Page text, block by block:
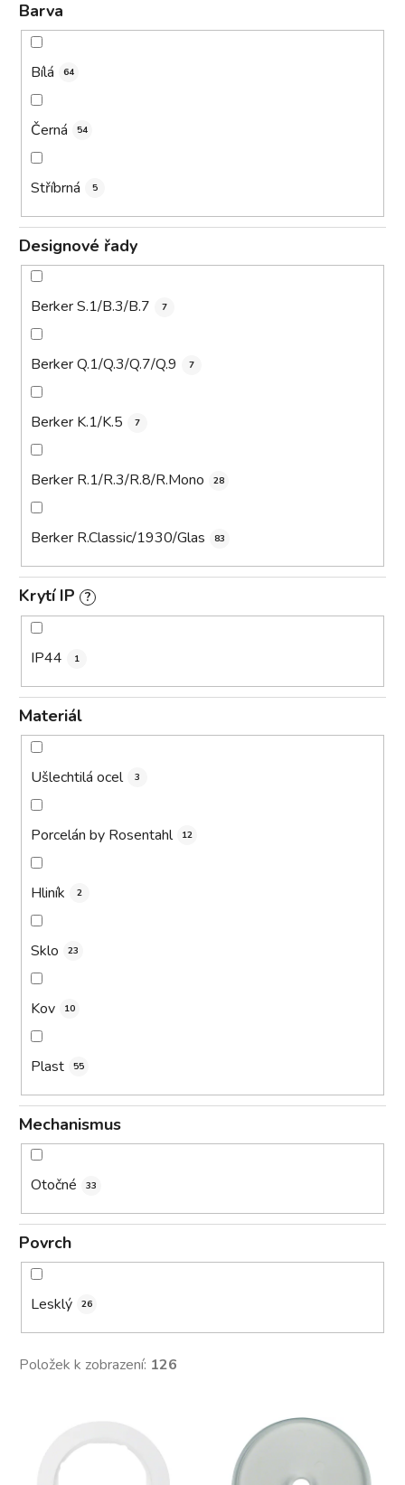
Barva
Bílá 64
Černá 54
Stříbrná 5
Designové řady
Berker S.1/B.3/B.7 7
Berker Q.1/Q.3/Q.7/Q.9 7
Berker K.1/K.5 7
Berker R.1/R.3/R.8/R.Mono 28
Berker R.Classic/1930/Glas 83
Krytí IP ?
IP44 1
Materiál
Ušlechtilá ocel 3
Porcelán by Rosentahl 12
Hliník 2
Sklo 23
Kov 10
Plast 55
Mechanismus
Otočné 33
Povrch
Lesklý 26
Položek k zobrazení: 126